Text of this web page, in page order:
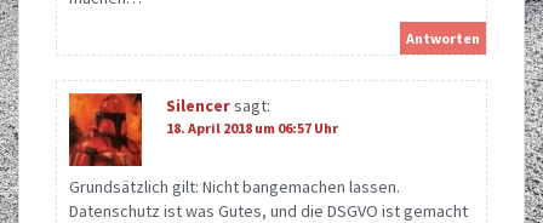
Antworten
Silencersagt:
18. April 2018 um 06:57 Uhr
Grundsätzlich gilt: Nicht bangemachen lassen.
Datenschutz ist was Gutes, und die DSGVO ist gemacht